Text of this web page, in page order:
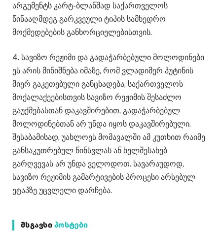
არგუმენტს კარტ-ბლანშად საქართველოს
წინააღმდეგ გარკვეული ტიპის სამხედრო
მოქმედებების განხორციელებისთვის.
4. სავიზო რეჟიმი და გადაჭარბებული მოლოდინები
ეს არის მინიშნება იმაზე, რომ ვლადიმერ პუტინის
მიერ გაკეთებული განცხადება, საქართველოს
მოქალაქეებისთვის სავიზო რეჟიმის შესაძლო
გაუქმებასთან დაკავშირებით, გადაჭარბებულ
მოლოდინებთან არ უნდა იყოს დაკავშირებული.
შესაბამისად, უახლოეს მომავალში ამ კუთხით რაიმე
განსაკუთრებულ წინსვლას ან ხელშესახებ
გარღვევას არ უნდა ველოდოთ. სავარაუდოდ,
სავიზო რეჟიმის გამარტივების პროცესი არსებულ
ეტაპზე უცვლელი დარჩება.
ᲛᲡᲒᲐᲕᲡᲘ ᲞᲝᲡᲢᲔᲑᲘ